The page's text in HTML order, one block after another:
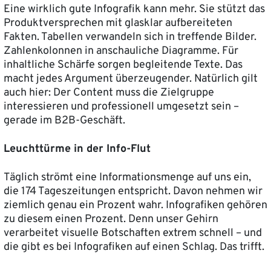
Eine wirklich gute Infografik kann mehr. Sie stützt das
Produktversprechen mit glasklar aufbereiteten
Fakten. Tabellen verwandeln sich in treffende Bilder.
Zahlenkolonnen in anschauliche Diagramme. Für
inhaltliche Schärfe sorgen begleitende Texte. Das
macht jedes Argument überzeugender. Natürlich gilt
auch hier: Der Content muss die Zielgruppe
interessieren und professionell umgesetzt sein –
gerade im B2B-Geschäft.
Leuchttürme in der Info-Flut
Täglich strömt eine Informationsmenge auf uns ein,
die 174 Tageszeitungen entspricht. Davon nehmen wir
ziemlich genau ein Prozent wahr. Infografiken gehören
zu diesem einen Prozent. Denn unser Gehirn
verarbeitet visuelle Botschaften extrem schnell – und
die gibt es bei Infografiken auf einen Schlag. Das trifft.